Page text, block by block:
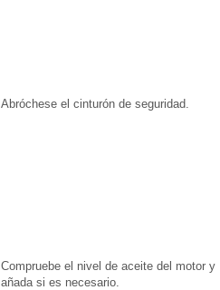
Abróchese el cinturón de seguridad.
Compruebe el nivel de aceite del motor y
añada si es necesario.